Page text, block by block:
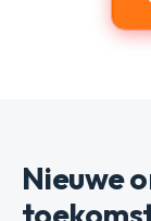
Nieuwe